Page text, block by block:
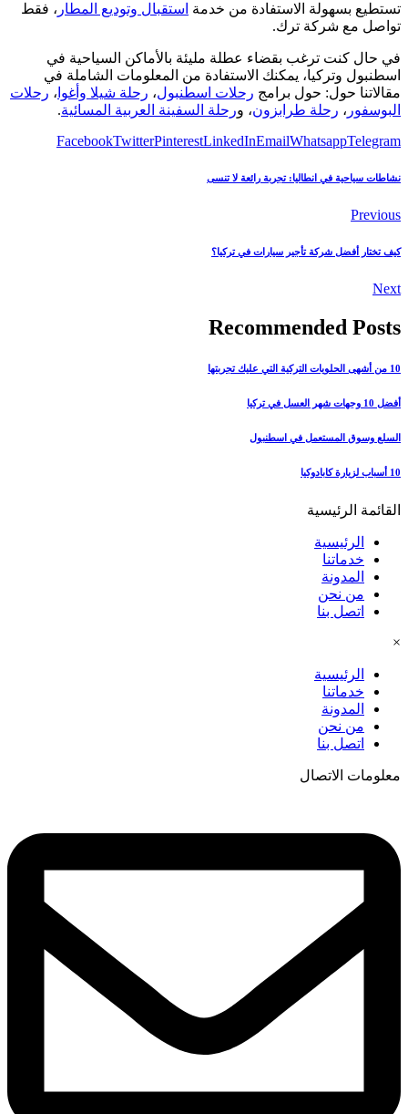
تستطيع بسهولة الاستفادة من خدمة استقبال وتوديع المطار ، فقط
تواصل مع شركة ترك.
في حال كنت ترغب بقضاء عطلة مليئة بالأماكن السياحية في
اسطنبول وتركيا، يمكنك الاستفادة من المعلومات الشاملة في
مقالاتنا حول: حول برامج رحلات اسطنبول، رحلة شيلا وأغوا ، رحلات
البوسفور ، رحلة طرابزون، ورحلة السفينة العربية المسائية.
FacebookTwitterPinterestLinkedInEmailWhatsappTelegram
نشاطات سياحية في انطاليا: تجربة رائعة لا تنسى
Previous
كيف تختار أفضل شركة تأجير سيارات في تركيا؟
Next
Recommended Posts
10 من أشهى الحلويات التركية التي عليك تجربتها
أفضل 10 وجهات شهر العسل في تركيا
السلع وسوق المستعمل في اسطنبول
10 أسباب لزيارة كابادوكيا
القائمة الرئيسية
الرئيسية
خدماتنا
المدونة
من نحن
اتصل بنا
×
الرئيسية
خدماتنا
المدونة
من نحن
اتصل بنا
معلومات الاتصال